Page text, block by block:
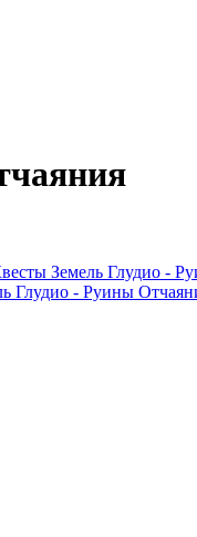
Земель Глудио -
Глудио - Руины